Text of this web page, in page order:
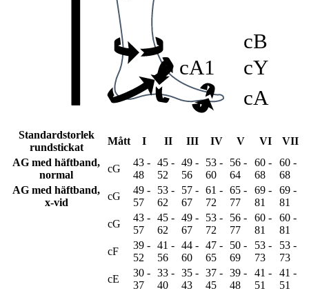
cB
cY
cA1
cA
Standardstorlek
rundstickat
Mått I II III IV V VI
VII
AG med häftband,
normal
cG
43 -
48
45 -
52
49 -
56
53 -
60
56 -
64
60 -
68
60 -
68
AG med häftband,
x-vid
cG
49 -
57
53 -
62
57 -
67
61 -
72
65 -
77
69 -
81
69 -
81
cG
43 -
57
45 -
62
49 -
67
53 -
72
56 -
77
60 -
81
60 -
81
cF
39 -
52
41 -
56
44 -
60
47 -
65
50 -
69
53 -
73
53 -
73
cE
30 -
37
33 -
40
35 -
43
37 -
45
39 -
48
41 -
51
41 -
51